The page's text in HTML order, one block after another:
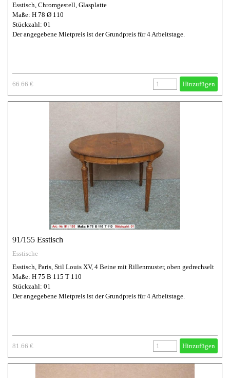
Esstisch, Chromgestell, Glasplatte
Maße: H 78 Ø 110
Stückzahl: 01
Der angegebene Mietpreis ist der Grundpreis für 4 Arbeitstage.
66.66 € Hinzufügen
91/155 Esstisch
Esstische
Esstisch, Paris, Stil Louis XV, 4 Beine mit Rillenmuster, oben gedrechselt
Maße: H 75 B 115 T 110
Stückzahl: 01
Der angegebene Mietpreis ist der Grundpreis für 4 Arbeitstage.
81.66 € Hinzufügen